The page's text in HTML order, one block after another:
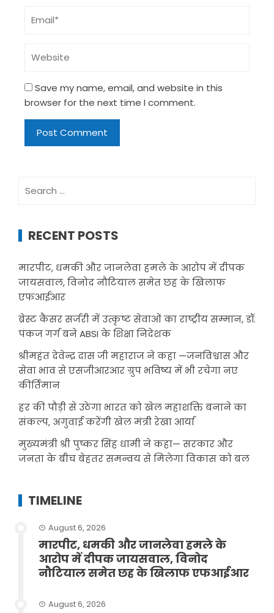
Save my name, email, and website in this
browser for the next time I comment.
for:
RECENT POSTS
मारपीट, धमकी और जानलेवा हमले के आरोप में दीपक
जायसवाल, विनोद नौटियाल समेत छह के खिलाफ
एफआईआर
ब्रेस्ट कैंसर सर्जरी में उत्कृष्ट सेवाओं का राष्ट्रीय सम्मान, डॉ.
पंकज गर्ग बने ABSI के शिक्षा निदेशक
श्रीमहंत देवेन्द्र दास जी महाराज ने कहा —जनविश्वास और
सेवा भाव से एसजीआरआर ग्रुप भविष्य में भी रचेगा नए
कीर्तिमान
हर की पौड़ी से उठेगा भारत को खेल महाशक्ति बनाने का
संकल्प, अगुवाई करेंगी खेल मंत्री रेखा आर्या
मुख्यमंत्री श्री पुष्कर सिंह धामी ने कहा— सरकार और
जनता के बीच बेहतर समन्वय से मिलेगा विकास को बल
TIMELINE
August 6, 2026
मारपीट, धमकी और जानलेवा हमले के
आरोप में दीपक जायसवाल, विनोद
नौटियाल समेत छह के खिलाफ एफआईआर
August 6, 2026